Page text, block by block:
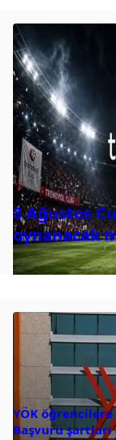
8 Ağustos
oynanacak
YÖK
Başvuru şartları